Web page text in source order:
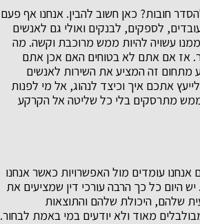
חובות? כאן חשוב להבין. אנחנו אף פעם
לספקים, לבנקים ואולי גם לאנשים
עשויה להיות ממש מרוכבת וקשה. מה
אז אם אתם לא בטוחים האם אכן אתם
מתחום זה המציע את השירות לאנשים
אתכם איך וכיצד לנהוג, אל מי לפנות
מתרסקים בלי כל שליטה אל הקרקע
עומדים מול האפשרויות כאשר אנחנו
היום כל כך הרבה עורכי דין שמציעים את
שלהם, היכולת שלהם והתוצאות
מאוד ולא יודעים במי באמת לבחור.